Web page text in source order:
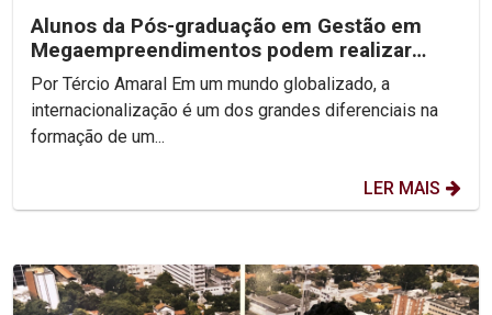
Alunos da Pós-graduação em Gestão em
Megaempreendimentos podem realizar
intercâmbio no exterior
Por Tércio Amaral Em um mundo globalizado, a
internacionalização é um dos grandes diferenciais na
formação de um...
LER MAIS